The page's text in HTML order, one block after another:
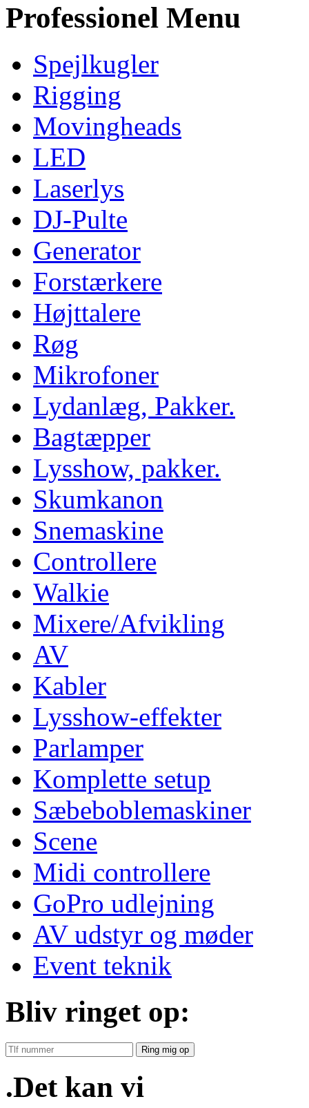
Professionel Menu
Spejlkugler
Rigging
Movingheads
LED
Laserlys
DJ-Pulte
Generator
Forstærkere
Højttalere
Røg
Mikrofoner
Lydanlæg, Pakker.
Bagtæpper
Lysshow, pakker.
Skumkanon
Snemaskine
Controllere
Walkie
Mixere/Afvikling
AV
Kabler
Lysshow-effekter
Parlamper
Komplette setup
Sæbeboblemaskiner
Scene
Midi controllere
GoPro udlejning
AV udstyr og møder
Event teknik
Bliv ringet op:
Ring mig op
.Det kan vi